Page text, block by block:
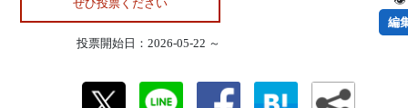
ぜひ投票ください
投票開始日：2026-05-22 ～
編